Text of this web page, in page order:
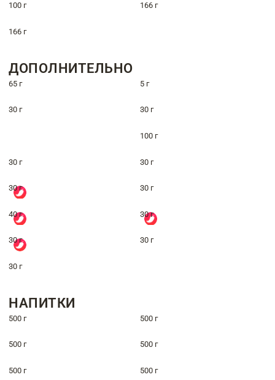
100 г 166 г
166 г
ДОПОЛНИТЕЛЬНО
65 г 5 г
30 г 30 г
100 г
30 г 30 г
30 г 30 г
40 г 30 г
30 г 30 г
30 г
НАПИТКИ
500 г 500 г
500 г 500 г
500 г 500 г